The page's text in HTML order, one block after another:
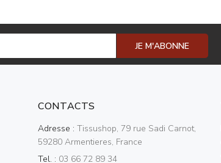
JE M'ABONNE
CONTACTS
Adresse : Tissushop, 79 rue Sadi Carnot,
59280 Armentieres, France
Tel. : 03 66 72 89 34